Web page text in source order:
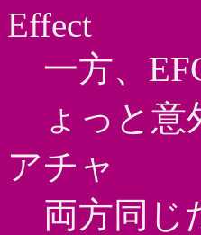
Effect
一方、
ょっと意
アチャ
両方同じ